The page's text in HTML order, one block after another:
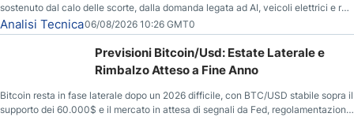
sostenuto dal calo delle scorte, dalla domanda legata ad AI, veicoli elettrici e reti
energetiche, e dai timori di deficit produttivo dal 2028.
Analisi Tecnica06/08/2026 10:26 GMT0
Previsioni Bitcoin/Usd: Estate Laterale e
Rimbalzo Atteso a Fine Anno
Bitcoin resta in fase laterale dopo un 2026 difficile, con BTC/USD stabile sopra il
supporto dei 60.000$ e il mercato in attesa di segnali da Fed, regolamentazione